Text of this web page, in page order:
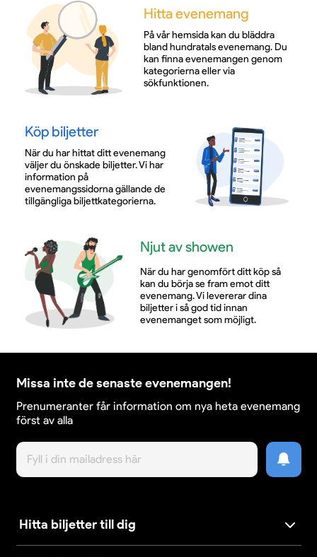
Hitta evenemang
På vår hemsida kan du bläddra
bland hundratals evenemang. Du
kan finna evenemangen genom
kategorierna eller via
sökfunktionen.
Köp biljetter
När du har hittat ditt evenemang
väljer du önskade biljetter. Vi har
information på
evenemangssidorna gällande de
tillgängliga biljettkategorierna.
Njut av showen
När du har genomfört ditt köp så
kan du börja se fram emot ditt
evenemang. Vi levererar dina
biljetter i så god tid innan
evenemanget som möjligt.
Missa inte de senaste evenemangen!
Prenumeranter får information om nya heta evenemang
först av alla
Hitta biljetter till dig